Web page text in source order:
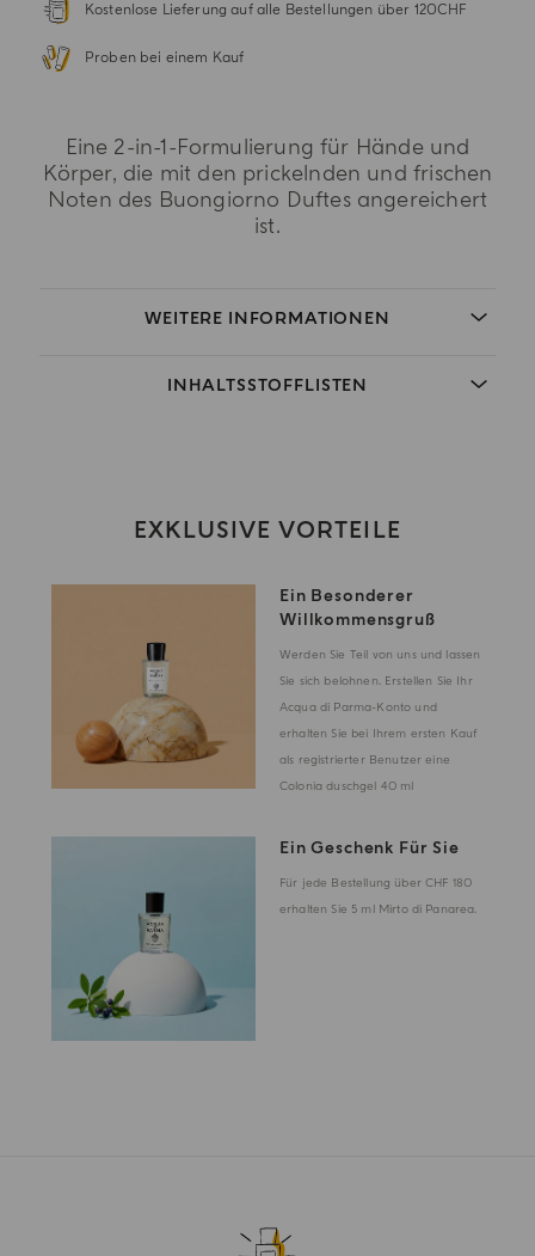
Kostenlose Lieferung auf alle Bestellungen über 120CHF
Proben bei einem Kauf
Eine 2-in-1-Formulierung für Hände und
Körper, die mit den prickelnden und frischen
Noten des Buongiorno Duftes angereichert
ist.
WEITERE INFORMATIONEN
INHALTSSTOFFLISTEN
EXKLUSIVE VORTEILE
Ein Besonderer
Willkommensgruß
Werden Sie Teil von uns und lassen
Sie sich belohnen. Erstellen Sie Ihr
Acqua di Parma-Konto und
erhalten Sie bei Ihrem ersten Kauf
als registrierter Benutzer eine
Colonia duschgel 40 ml
Ein Geschenk Für Sie
Für jede Bestellung über CHF 180
erhalten Sie 5 ml Mirto di Panarea.